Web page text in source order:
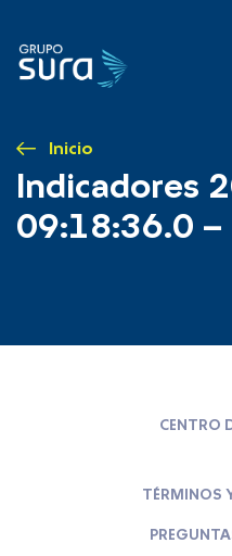
Inicio
Indicadores
09:18:36.0 –
CENTRO
TÉRMINOS